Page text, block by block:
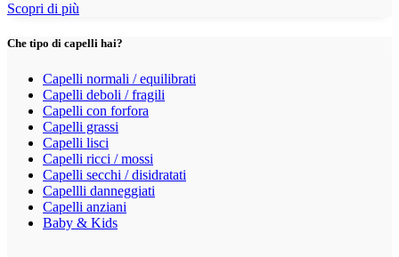
Scopri di più
Che tipo di capelli hai?
Capelli normali / equilibrati
Capelli deboli / fragili
Capelli con forfora
Capelli grassi
Capelli lisci
Capelli ricci / mossi
Capelli secchi / disidratati
Capellli danneggiati
Capelli anziani
Baby & Kids